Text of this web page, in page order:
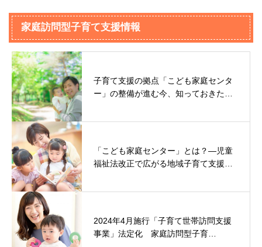
家庭訪問型子育て支援情報
子育て支援の拠点「こども家庭センタ
ー」の整備が進む今、知っておきた…
「こども家庭センター」とは？—児童
福祉法改正で広がる地域子育て支援…
2024年4月施行「子育て世帯訪問支援
事業」法定化 家庭訪問型子育…